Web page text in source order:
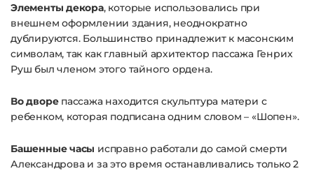
Элементы декора, которые использовались при
внешнем оформлении здания, неоднократно
дублируются. Большинство принадлежит к масонским
символам, так как главный архитектор пассажа Генрих
Руш был членом этого тайного ордена.
Во дворепассажа находится скульптура матери с
ребенком, которая подписана одним словом – «Шопен».
Башенные часы исправно работали до самой смерти
Александрова и за это время останавливались только 2